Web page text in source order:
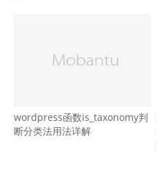
wordpress函数is_taxonomy判
断分类法用法详解